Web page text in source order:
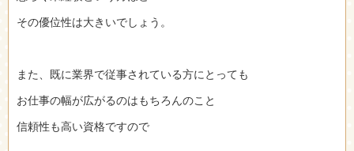
その優位性は大きいでしょう。
また、既に業界で従事されている方にとっても
お仕事の幅が広がるのはもちろんのこと
信頼性も高い資格ですので